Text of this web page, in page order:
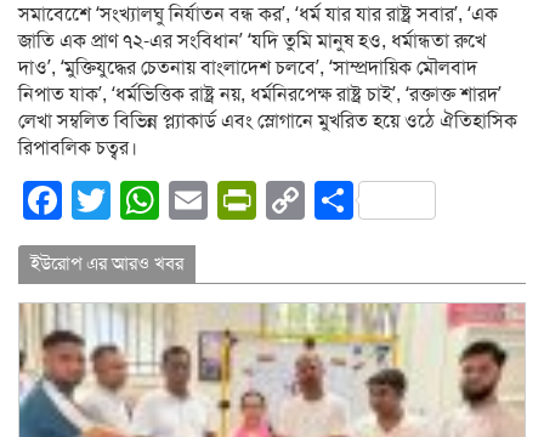
সমাবেশেে ‘সংখ্যালঘু নির্যাতন বন্ধ কর’, ‘ধর্ম যার যার রাষ্ট্র সবার’, ‘এক
জাতি এক প্রাণ ৭২-এর সংবিধান’ ‘যদি তুমি মানুষ হও, ধর্মান্ধতা রুখে
দাও’, ‘মুক্তিযুদ্ধের চেতনায় বাংলাদেশ চলবে’, ‘সাম্প্রদায়িক মৌলবাদ
নিপাত যাক’, ‘ধর্মভিত্তিক রাষ্ট্র নয়, ধর্মনিরপেক্ষ রাষ্ট্র চাই’, ‘রক্তাক্ত শারদ’
লেখা সম্বলিত বিভিন্ন প্ল্যাকার্ড এবং স্লোগানে মুখরিত হয়ে ওঠে ঐতিহাসিক
রিপাবলিক চত্বর।
Facebook
Twitter
WhatsApp
EmailPrintFriendly
CopyShare
ইউরোপ এর আরও খবর